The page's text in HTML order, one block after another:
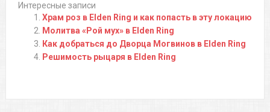
Интересные записи
Храм роз в Elden Ring и как попасть в эту локацию
Молитва «Рой мух» в Elden Ring
Как добраться до Дворца Могвинов в Elden Ring
Решимость рыцаря в Elden Ring